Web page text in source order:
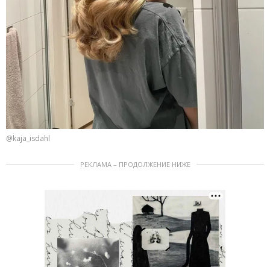
@kaja_isdahl
РЕКЛАМА – ПРОДОЛЖЕНИЕ НИЖЕ